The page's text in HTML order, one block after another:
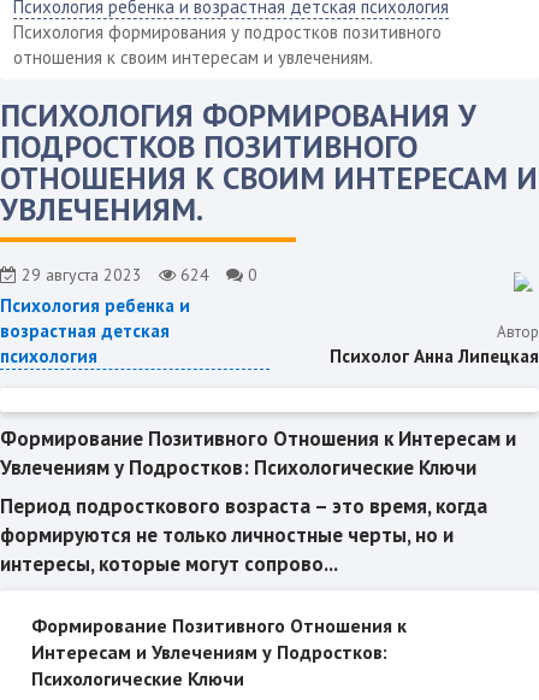
Психология ребенка и возрастная детская психология
Психология формирования у подростков позитивного
отношения к своим интересам и увлечениям.
ПСИХОЛОГИЯ ФОРМИРОВАНИЯ У
ПОДРОСТКОВ ПОЗИТИВНОГО
ОТНОШЕНИЯ К СВОИМ ИНТЕРЕСАМ И
УВЛЕЧЕНИЯМ.
29 августа 2023 624 0
Психология ребенка и
возрастная детская
психология
Автор
Психолог Анна Липецкая
Формирование Позитивного Отношения к Интересам и
Увлечениям у Подростков: Психологические Ключи
Период подросткового возраста – это время, когда
формируются не только личностные черты, но и
интересы, которые могут сопрово...
Формирование Позитивного Отношения к
Интересам и Увлечениям у Подростков:
Психологические Ключи